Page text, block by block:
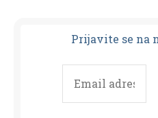
Prijavite se na